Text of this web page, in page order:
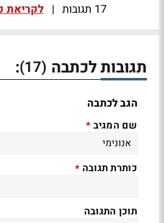
17 תגובות | לקריאת
תגובות לכתבה (17)
:
הגב לכתבה
שם המגיב *
כותרת תגובה *
תוכן התגובה